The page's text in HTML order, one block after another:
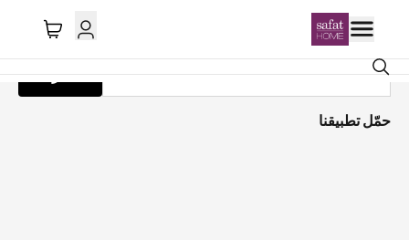
احصل على تحديثات عبر البريد الإلكتروني
اشترك
حمّل تطبيقنا